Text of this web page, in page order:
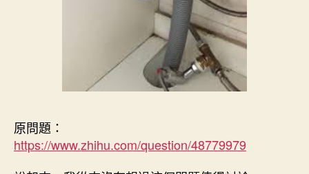
原問題：
https://www.zhihu.com/question/48779979